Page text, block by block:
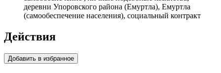
деревни Упоровского района (Емуртла), Емуртла
(самообеспечение населения), социальный контракт
Действия
Добавить в избранное